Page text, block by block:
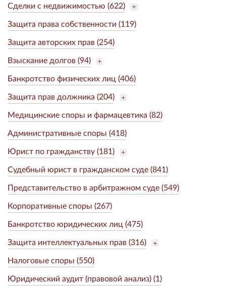
Сделки с недвижимостью (622)
Защита права собственности (119)
Защита авторских прав (254)
Взыскание долгов (94)
Банкротство физических лиц (406)
Защита прав должника (204)
Медицинские споры и фармацевтика (82)
Административные споры (418)
Юрист по гражданству (181)
Судебный юрист в гражданском суде (841)
Представительство в арбитражном суде (549)
Корпоративные споры (267)
Банкротство юридических лиц (475)
Защита интеллектуальных прав (316)
Налоговые споры (550)
Юридический аудит (правовой анализ) (1)